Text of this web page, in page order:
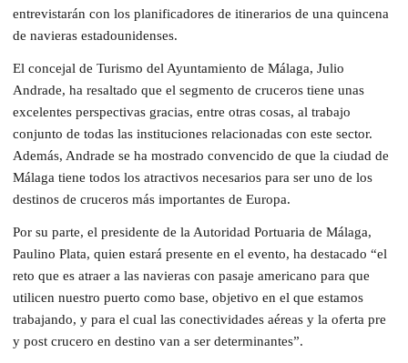
entrevistarán con los planificadores de itinerarios de una quincena
de navieras estadounidenses.
El concejal de Turismo del Ayuntamiento de Málaga, Julio
Andrade, ha resaltado que el segmento de cruceros tiene unas
excelentes perspectivas gracias, entre otras cosas, al trabajo
conjunto de todas las instituciones relacionadas con este sector.
Además, Andrade se ha mostrado convencido de que la ciudad de
Málaga tiene todos los atractivos necesarios para ser uno de los
destinos de cruceros más importantes de Europa.
Por su parte, el presidente de la Autoridad Portuaria de Málaga,
Paulino Plata, quien estará presente en el evento, ha destacado “el
reto que es atraer a las navieras con pasaje americano para que
utilicen nuestro puerto como base, objetivo en el que estamos
trabajando, y para el cual las conectividades aéreas y la oferta pre
y post crucero en destino van a ser determinantes”.